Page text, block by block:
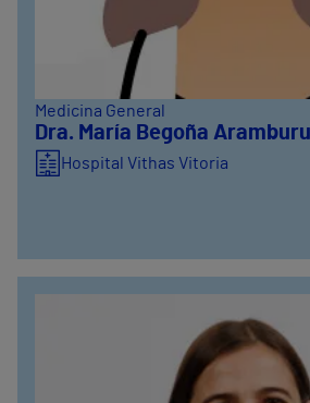
Medicina General
Dra. María Begoña
Hospital Vithas Vitoria